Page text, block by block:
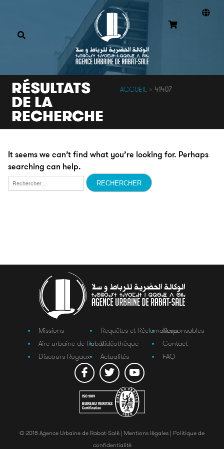
RÉSULTATS
DE LA
RECHERCHE
ACCUEIL » 41407
It seems we can’t find what you’re looking for. Perhaps
searching can help.
Rechercher :
Missions
Aire urbaine de Rabat
Discours Royaux
Requêtes et Réclamations
Vidéothèque
Actualités
Responsables
Contact
FAQ
© 2018 Agence Urbaine de Rabat-Salé | Mentions légales | Politique de
confidentialité